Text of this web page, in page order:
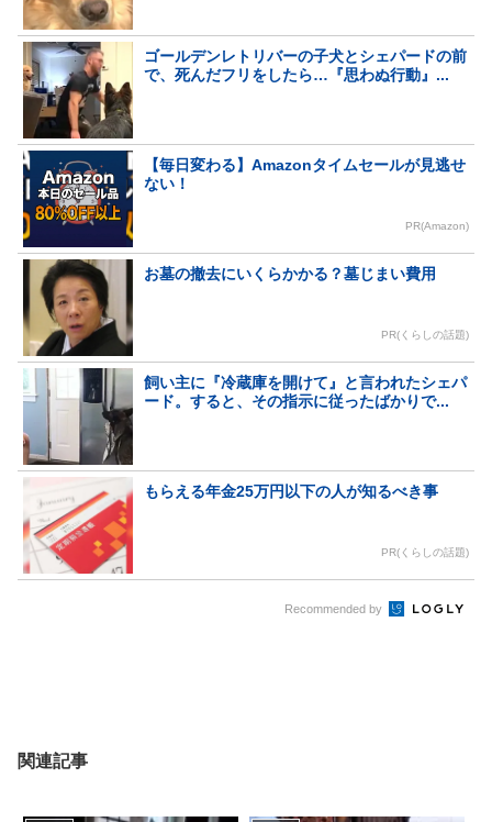
ゴールデンレトリバーの子犬とシェパードの前
で、死んだフリをしたら…『思わぬ行動』...
【毎日変わる】Amazonタイムセールが見逃せ
ない！
PR(Amazon)
お墓の撤去にいくらかかる？墓じまい費用
PR(くらしの話題)
飼い主に『冷蔵庫を開けて』と言われたシェパ
ード。すると、その指示に従ったばかりで...
もらえる年金25万円以下の人が知るべき事
PR(くらしの話題)
Recommended by
関連記事